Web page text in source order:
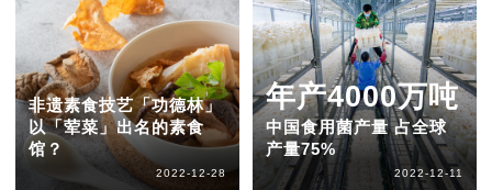
非遗素食技艺「功德林」
以「荤菜」出名的素食
馆？
2022-12-28
年产4000万吨
中国食用菌产量 占全球
产量75%
2022-12-11